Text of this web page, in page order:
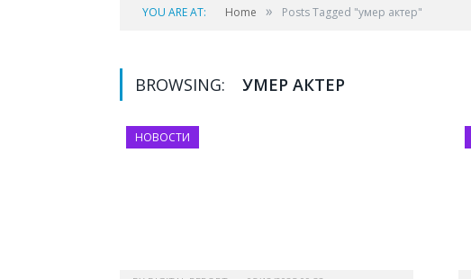
YOU ARE AT: Home » Posts Tagged "умер актер"
BROWSING: УМЕР АКТЕР
НОВОСТИ